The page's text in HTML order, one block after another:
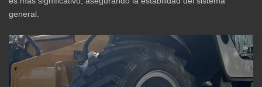
general.